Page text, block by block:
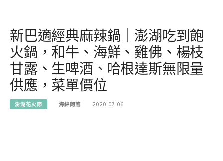
新巴適經典麻辣鍋｜澎湖吃到飽
火鍋，和牛、海鮮、雞佛、楊枝
甘露、生啤酒、哈根達斯無限量
供應，菜單價位
澎湖花火節 海綿飽飽 2020-07-06